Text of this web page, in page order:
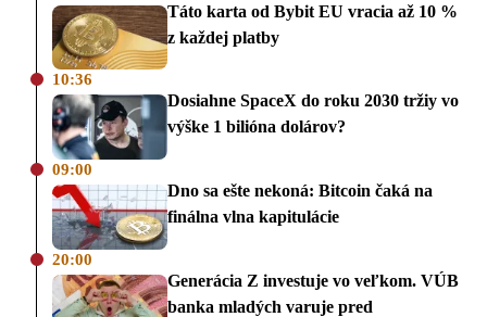
Táto karta od Bybit EU vracia až 10 %
z každej platby
10:36
Dosiahne SpaceX do roku 2030 tržiy vo
výške 1 bilióna dolárov?
09:00
Dno sa ešte nekoná: Bitcoin čaká na
finálna vlna kapitulácie
20:00
Generácia Z investuje vo veľkom. VÚB
banka mladých varuje pred